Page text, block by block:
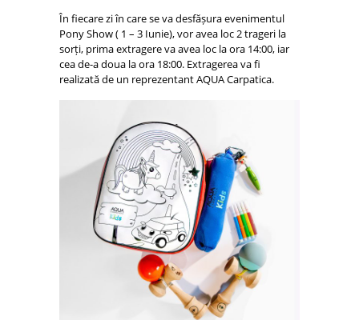
În fiecare zi în care se va desfășura evenimentul
Pony Show ( 1 – 3 Iunie), vor avea loc 2 trageri la
sorți, prima extragere va avea loc la ora 14:00, iar
cea de-a doua la ora 18:00. Extragerea va fi
realizată de un reprezentant AQUA Carpatica.